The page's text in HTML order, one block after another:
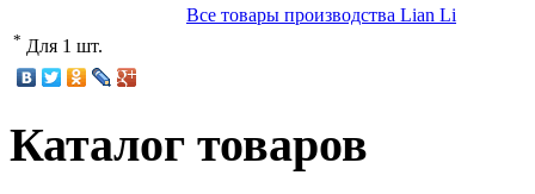
Все товары производства Lian Li
* Для 1 шт.
Каталог товаров